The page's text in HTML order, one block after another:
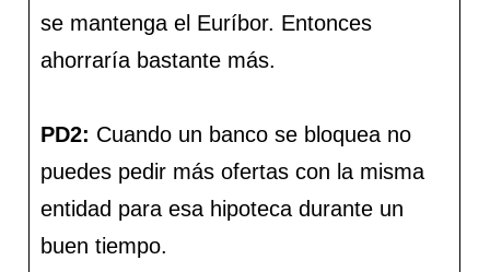
se mantenga el Euríbor. Entonces
ahorraría bastante más.
PD2: Cuando un banco se bloquea no
puedes pedir más ofertas con la misma
entidad para esa hipoteca durante un
buen tiempo.